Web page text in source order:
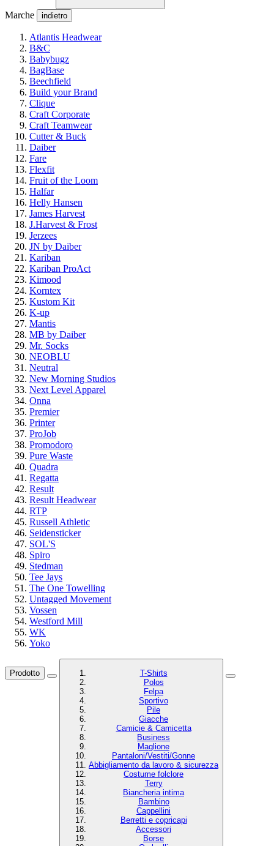
Marche indietro
Atlantis Headwear
B&C
Babybugz
BagBase
Beechfield
Build your Brand
Clique
Craft Corporate
Craft Teamwear
Cutter & Buck
Daiber
Fare
Flexfit
Fruit of the Loom
Halfar
Helly Hansen
James Harvest
J.Harvest & Frost
Jerzees
JN by Daiber
Kariban
Kariban ProAct
Kimood
Korntex
Kustom Kit
K-up
Mantis
MB by Daiber
Mr. Socks
NEOBLU
Neutral
New Morning Studios
Next Level Apparel
Onna
Premier
Printer
ProJob
Promodoro
Pure Waste
Quadra
Regatta
Result
Result Headwear
RTP
Russell Athletic
Seidensticker
SOL'S
Spiro
Stedman
Tee Jays
The One Towelling
Untagged Movement
Vossen
Westford Mill
WK
Yoko
Prodotto
T-Shirts
Polos
Felpa
Sportivo
Pile
Giacche
Camicie & Camicetta
Business
Maglione
Pantaloni/Vestiti/Gonne
Abbigliamento da lavoro & sicurezza
Costume folclore
Terry
Biancheria intima
Bambino
Cappellini
Berretti e copricapi
Accessori
Borse